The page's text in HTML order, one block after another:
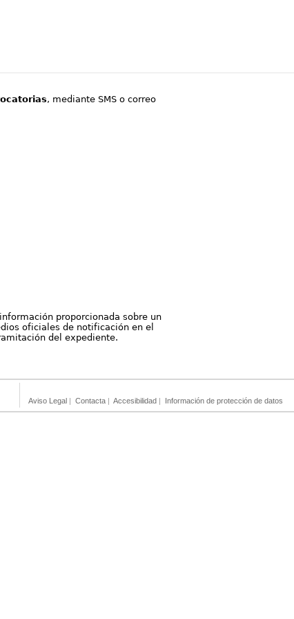
, mediante SMS o correo
proporcionada sobre un
oficiales de notificación en el
del expediente.
Aviso Legal | Contacta | Accesibilidad | Información de protección de datos